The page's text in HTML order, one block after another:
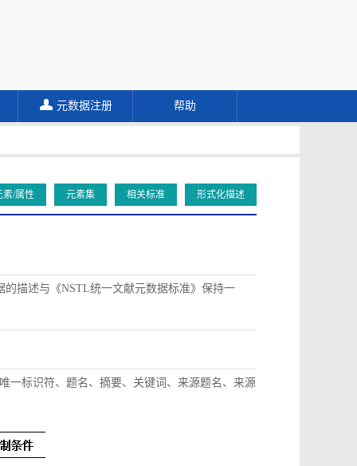
元数据注册 帮助
素/属性 元素集 相关标准 形式化描述
描述与《NSTL统一文献元数据标准》保持一
一标识符、题名、摘要、关键词、来源题名、来源